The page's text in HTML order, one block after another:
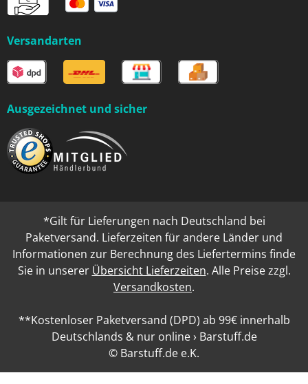
Versandarten
Ausgezeichnet und sicher
*Gilt für Lieferungen nach Deutschland bei
Paketversand. Lieferzeiten für andere Länder und
Informationen zur Berechnung des Liefertermins finde
Sie in unserer Übersicht Lieferzeiten. Alle Preise zzgl.
Versandkosten.
**Kostenloser Paketversand (DPD) ab 99€ innerhalb
Deutschlands & nur online › Barstuff.de
© Barstuff.de e.K.